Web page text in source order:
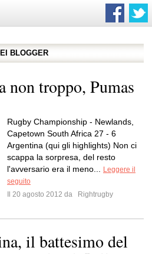
BLOGGER
non troppo, Pumas
Rugby Championship - Newlands,
Capetown South Africa 27 - 6
Argentina (qui gli highlights) Non ci
scappa la sorpresa, del resto
l'avversario era il meno...
Leggere il
seguito
Il 20 agosto 2012 da
Rightrugby
il battesimo del